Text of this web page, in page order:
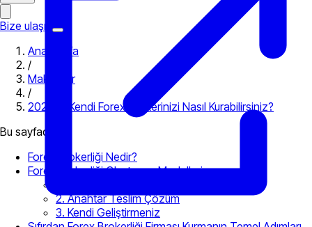
Bize ulaşın
Ana Sayfa
/
Makaleler
/
2024’te Kendi Forex Brokerinizi Nasıl Kurabilirsiniz?
Bu sayfada
Forex Brokerliği Nedir?
Forex Brokerliği Oluşturma Modelleri
2. Anahtar Teslim Çözüm
3. Kendi Geliştirmeniz